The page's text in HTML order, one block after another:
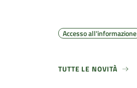
Accesso all'informazione
TUTTE LE NOVITÀ